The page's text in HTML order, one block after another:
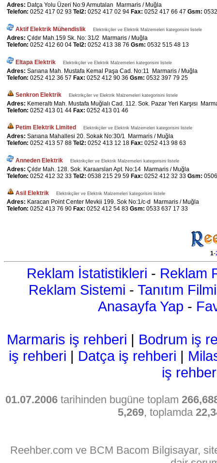
Adres: Datça Yolu Üzeri No:9 Armutalan Marmaris / Muğla
Telefon: 0252 417 02 93 Tel2: 0252 417 02 94 Fax: 0252 417 66 47 Gsm:
Aktif Elektrik Mühendislik Elektrikçiler ve Elektrik Malzemeleri kategorisini listele
Adres: Çıldır Mah.159 Sk. No: 31/2 Marmaris / Muğla
Telefon: 0252 412 60 04 Tel2: 0252 413 38 76 Gsm: 0532 515 48 13
Eltapa Elektrik Elektrikçiler ve Elektrik Malzemeleri kategorisini listele
Adres: Sarıana Mah. Mustafa Kemal Paşa Cad. No:11 Marmaris / Muğla
Telefon: 0252 412 36 57 Fax: 0252 412 90 36 Gsm: 0532 397 79 25
Senkron Elektrik Elektrikçiler ve Elektrik Malzemeleri kategorisini listele
Adres: Kemeraltı Mah. Mustafa Muğlalı Cad. 112. Sok. Pazar Yeri Karşısı
Telefon: 0252 413 01 44 Fax: 0252 413 01 46
Petim Elektrik Limited Elektrikçiler ve Elektrik Malzemeleri kategorisini listele
Adres: Sarıana Mahallesi 20. Sokak No:30/1 Marmaris / Muğla
Telefon: 0252 413 57 88 Tel2: 0252 413 12 18 Fax: 0252 413 98 63
Anneden Elektrik Elektrikçiler ve Elektrik Malzemeleri kategorisini listele
Adres: Çıldır Mah. 128. Sok. Karaarslan Apt. No:14 Marmaris / Muğla
Telefon: 0252 412 32 33 Tel2: 0538 215 29 59 Fax: 0252 412 32 33 Gsm:
Asil Elektrik Elektrikçiler ve Elektrik Malzemeleri kategorisini listele
Adres: Karacan Point Center Mevkii 199. Sok No:1/c-d Marmaris / Muğla
Telefon: 0252 413 76 90 Fax: 0252 412 54 83 Gsm: 0533 637 17 33
1-
Reklam İstatistikleri - Reklam
Reklam Sistemi - Tanıtım Filmi
Anasayfa Yap -
Marmaris iş rehberi | Bodrum iş
iş rehberi | Datça iş rehberi |
iş
01.07.2006 tarihinden bugüne toplam
5,269, toplamda
Reehber.com ve BCM Bacom Bilgisayar,